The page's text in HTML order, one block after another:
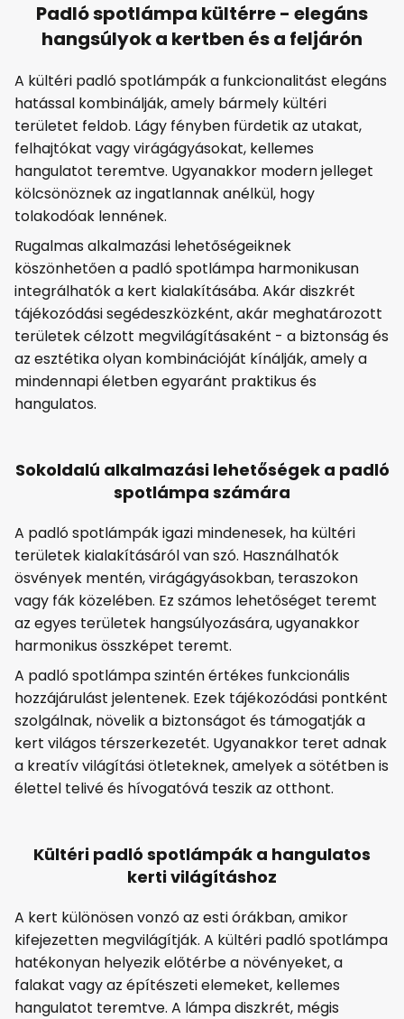
Padló spotlámpa kültérre - elegáns
hangsúlyok a kertben és a feljárón
A kültéri padló spotlámpák a funkcionalitást elegáns
hatással kombinálják, amely bármely kültéri
területet feldob. Lágy fényben fürdetik az utakat,
felhajtókat vagy virágágyásokat, kellemes
hangulatot teremtve. Ugyanakkor modern jelleget
kölcsönöznek az ingatlannak anélkül, hogy
tolakodóak lennének.
Rugalmas alkalmazási lehetőségeiknek
köszönhetően a padló spotlámpa harmonikusan
integrálhatók a kert kialakításába. Akár diszkrét
tájékozódási segédeszközként, akár meghatározott
területek célzott megvilágításaként - a biztonság és
az esztétika olyan kombinációját kínálják, amely a
mindennapi életben egyaránt praktikus és
hangulatos.
Sokoldalú alkalmazási lehetőségek a padló
spotlámpa számára
A padló spotlámpák igazi mindenesek, ha kültéri
területek kialakításáról van szó. Használhatók
ösvények mentén, virágágyásokban, teraszokon
vagy fák közelében. Ez számos lehetőséget teremt
az egyes területek hangsúlyozására, ugyanakkor
harmonikus összképet teremt.
A padló spotlámpa szintén értékes funkcionális
hozzájárulást jelentenek. Ezek tájékozódási pontként
szolgálnak, növelik a biztonságot és támogatják a
kert világos térszerkezetét. Ugyanakkor teret adnak
a kreatív világítási ötleteknek, amelyek a sötétben is
élettel telivé és hívogatóvá teszik az otthont.
Kültéri padló spotlámpák a hangulatos
kerti világításhoz
A kert különösen vonzó az esti órákban, amikor
kifejezetten megvilágítják. A kültéri padló spotlámpa
hatékonyan helyezik előtérbe a növényeket, a
falakat vagy az építészeti elemeket, kellemes
hangulatot teremtve. A lámpa diszkrét, mégis